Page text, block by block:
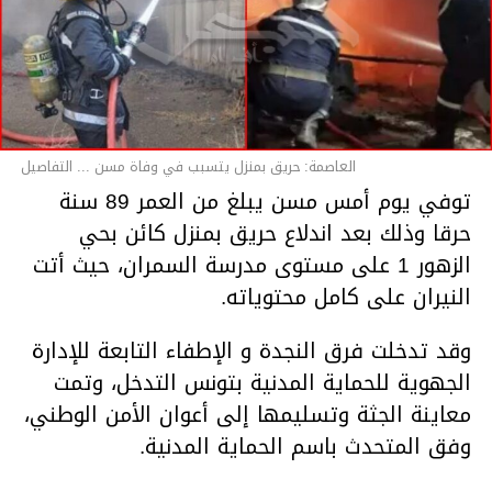
العاصمة: حريق بمنزل يتسبب في وفاة مسن ... التفاصيل
توفي يوم أمس مسن يبلغ من العمر 89 سنة
حرقا وذلك بعد اندلاع حريق بمنزل كائن بحي
الزهور 1 على مستوى مدرسة السمران، حيث أتت
النيران على كامل محتوياته.
وقد تدخلت فرق النجدة و الإطفاء التابعة للإدارة
الجهوية للحماية المدنية بتونس التدخل، وتمت
معاينة الجثة وتسليمها إلى أعوان الأمن الوطني،
وفق المتحدث باسم الحماية المدنية.